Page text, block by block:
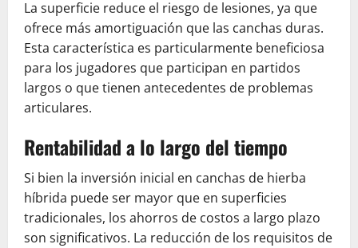
La superficie reduce el riesgo de lesiones, ya que
ofrece más amortiguación que las canchas duras.
Esta característica es particularmente beneficiosa
para los jugadores que participan en partidos
largos o que tienen antecedentes de problemas
articulares.
Rentabilidad a lo largo del tiempo
Si bien la inversión inicial en canchas de hierba
híbrida puede ser mayor que en superficies
tradicionales, los ahorros de costos a largo plazo
son significativos. La reducción de los requisitos de